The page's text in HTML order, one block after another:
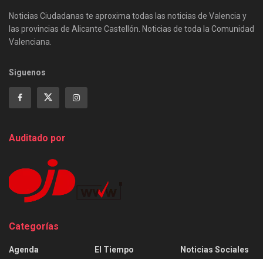
Noticias Ciudadanas te aproxima todas las noticias de Valencia y
las provincias de Alicante Castellón. Noticias de toda la Comunidad
Valenciana.
Siguenos
Auditado por
Categorías
Agenda
El Tiempo
Noticias Sociales